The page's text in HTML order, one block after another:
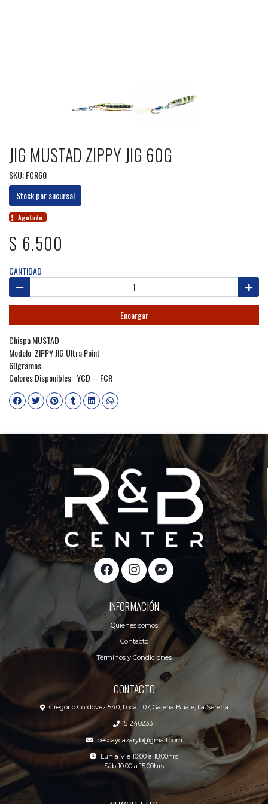
JIG MUSTAD ZIPPY JIG 60G
SKU: FCR60
Stock por sucursal
Agotado.
$ 6.500
CANTIDAD
Encargar
Chispa MUSTAD
Modelo: ZIPPY JIG Ultra Point
60gramos
Colores Disponibles: YCD -- FCR
INFORMACIÓN
Quiénes somos
Contacto
Términos y Condiciones
CONTACTO
Gregorio Cordovez 540, Local 107, Galeria Buale, La Serena
512402331
pescaycazaryb@gmail.com
Lun a Vie 10:00 a 18:00hrs
Sáb 10:00 a 15:00hrs